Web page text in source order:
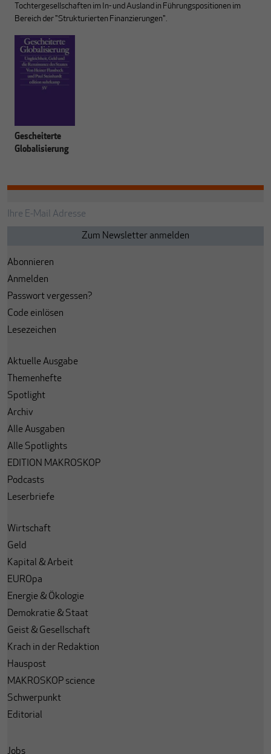
Tochtergesellschaften im In- und Ausland in Führungspositionen im
Bereich der "Strukturierten Finanzierungen".
Gescheiterte
Globalisierung
Abonnieren
Anmelden
Passwort vergessen?
Code einlösen
Lesezeichen
Aktuelle Ausgabe
Themenhefte
Spotlight
Archiv
Alle Ausgaben
Alle Spotlights
EDITION MAKROSKOP
Podcasts
Leserbriefe
Wirtschaft
Geld
Kapital & Arbeit
EUROpa
Energie & Ökologie
Demokratie & Staat
Geist & Gesellschaft
Krach in der Redaktion
Hauspost
MAKROSKOP science
Schwerpunkt
Editorial
Jobs